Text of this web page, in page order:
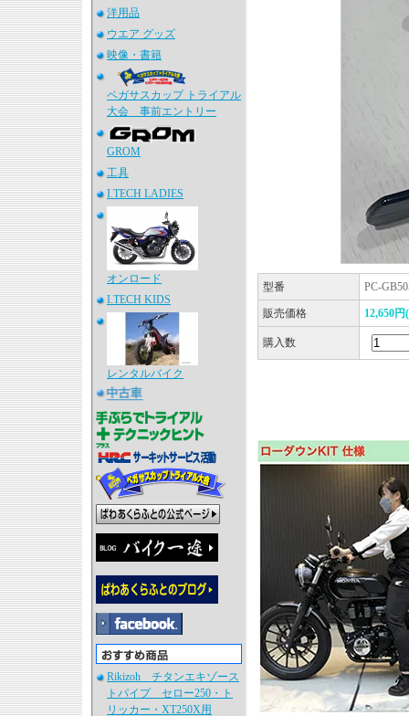
洋用品
ウエア グッズ
映像・書籍
ペガサスカップ トライアル
大会 事前エントリー
GROM
工具
I.TECH LADIES
オンロード
I.TECH KIDS
レンタルバイク
Rikizoh チタンエキゾース
トパイプ セロー250・ト
リッカー・XT250X用
型番 PC-
販売価格 12,650
購入数